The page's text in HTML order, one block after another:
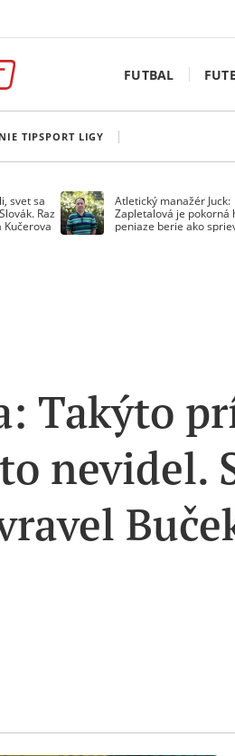
FUTBAL
TIPSPORT LIGY
svet sa
Raz
Kučerova
Atletický manažér Juck:
Zapletalová je pokorná
peniaze berie ako
Takýto
nevidel.